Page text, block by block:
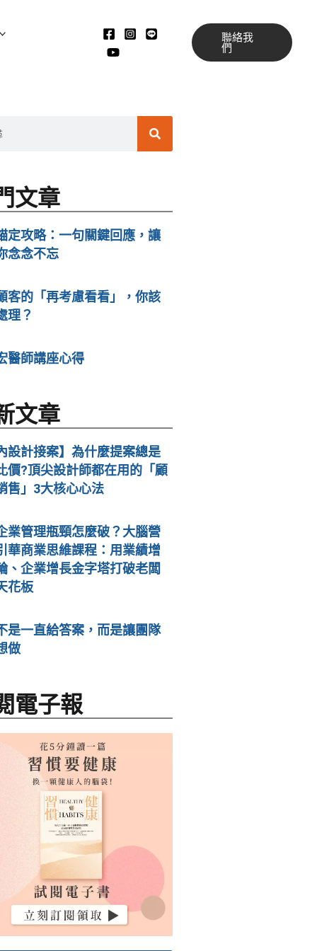
聯絡我
們
搜
文章
定攻略：一句關鍵回應，讓
念念不忘
客的「再考慮看看」，你該
理？
醫師講座心得
文章
設計接案】為什麼提案總是
價?頂尖設計師都在用的「顧
售」3大核心心法
業管理瓶頸怎麼破？大腦營
華商業思維課程：用業績增
、企業增長金字塔打破老闆
花板
是一直給答案，而是讓團隊
做
電子報